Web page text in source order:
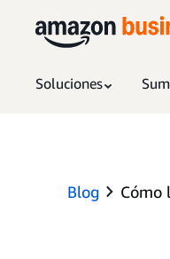
Soluciones
Blog Cómo